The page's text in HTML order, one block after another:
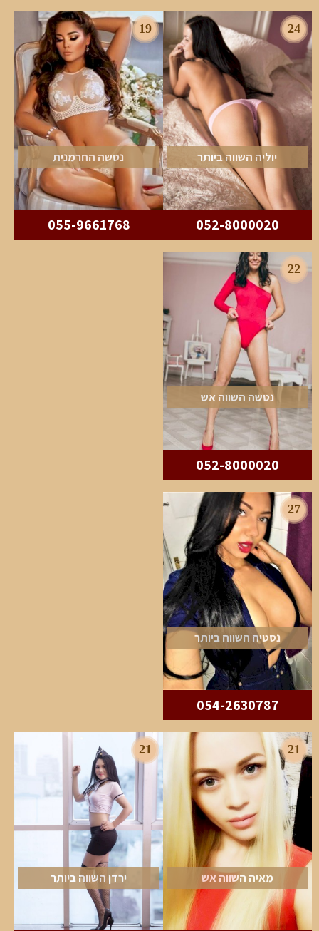
24
יוליה השווה ביותר
052-8000020
19
נטשה החרמנית
055-9661768
22
נטשה השווה אש
052-8000020
27
נסטיה השווה ביותר
054-2630787
21
מאיה השווה אש
21
ירדן השווה ביותר